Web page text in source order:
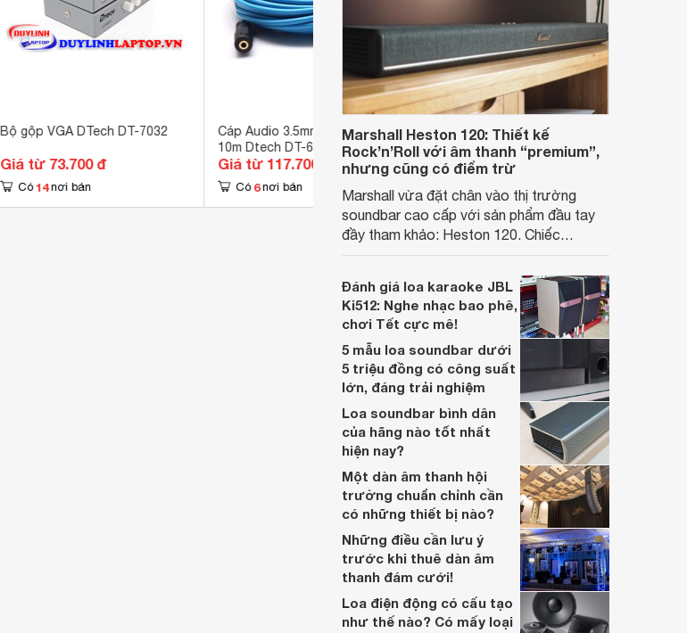
Bộ gộp VGA DTech DT-7032
Giá từ 73.700 đ
Có 14 nơi bán
Cáp Audio 3.5mm nối dài loa
10m Dtech DT-6218
Giá từ 117.700 đ
Có 6 nơi bán
Bộ chia HDMI Dtech DT-7142
Giá từ 290.000 đ
Có 14 nơi bán
Marshall Heston 120: Thiết kế
Rock’n’Roll với âm thanh “premium”,
nhưng cũng có điểm trừ
Marshall vừa đặt chân vào thị trường
soundbar cao cấp với sản phẩm đầu tay
đầy tham khảo: Heston 120. Chiếc
lớn, kết nối đa dạng, mà còn ghi điểm nhờ
“chất Marshall” cùng cấu trúc âm thanh
5.1.2 đầy hứa hẹn.
Đánh giá loa karaoke JBL
Ki512: Nghe nhạc bao phê,
chơi Tết cực mê!
5 mẫu loa soundbar dưới
5 triệu đồng có công suất
lớn, đáng trải nghiệm
Loa soundbar bình dân
của hãng nào tốt nhất
hiện nay?
Một dàn âm thanh hội
trường chuẩn chỉnh cần
có những thiết bị nào?
Những điều cần lưu ý
trước khi thuê dàn âm
thanh đám cưới!
Loa điện động có cấu tạo
như thế nào? Có mấy loại